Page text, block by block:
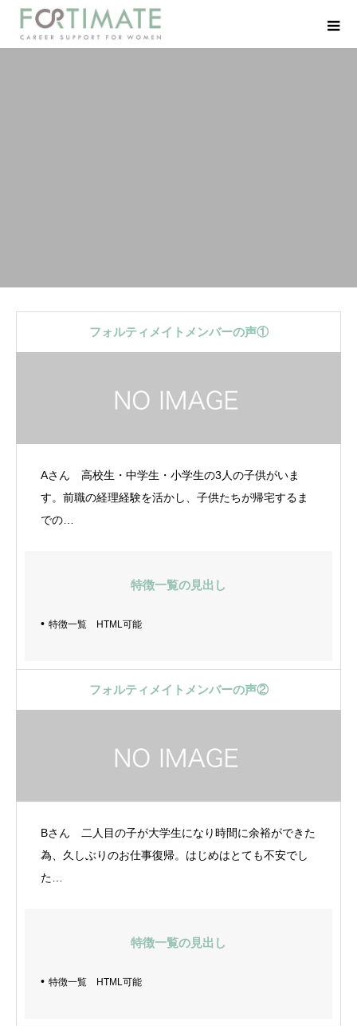
フォルティメイトメンバーの声①
Aさん 高校生・中学生・小学生の3人の子供がいま
す。前職の経理経験を活かし、子供たちが帰宅するま
での…
特徴一覧の見出し
特徴一覧 HTML可能
フォルティメイトメンバーの声②
Bさん 二人目の子が大学生になり時間に余裕ができた
為、久しぶりのお仕事復帰。はじめはとても不安でし
た…
特徴一覧の見出し
特徴一覧 HTML可能